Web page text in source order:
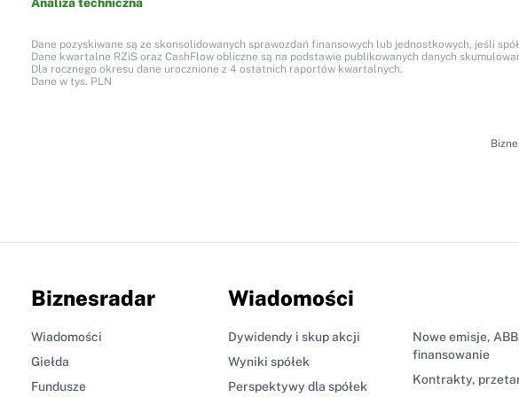
Dane pozyskiwane są ze skonsolidowanych sprawozdań finansowych lub jednostkowych, jeśli
Dane kwartalne RZiS oraz CashFlow obliczne są na podstawie publikowanych danych
Dla rocznego okresu dane urocznione z 4 ostatnich raportów kwartalnych.
Dane w tys. PLN
Biznesradar
Wiadomości
Giełda
Fundusze
Wiadomości
Dywidendy i skup akcji
Wyniki spółek
Perspektywy dla spółek
Nowe emisje,
finansowanie
Kontrakty,